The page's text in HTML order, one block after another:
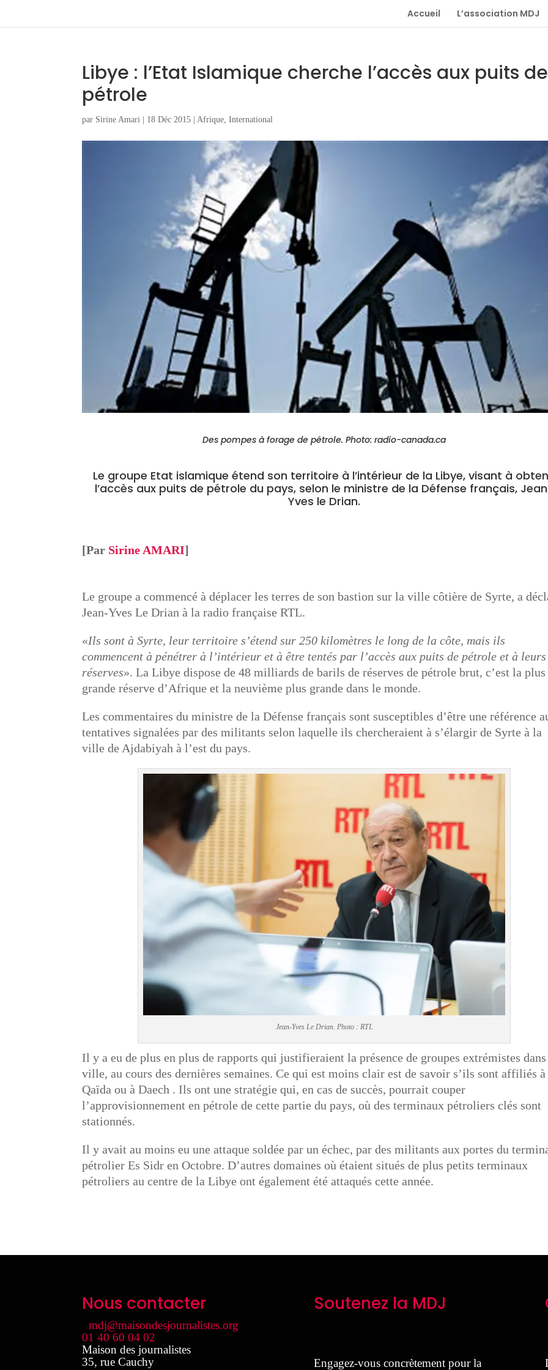
Accueil L’association MDJ
Libye : l’Etat Islamique cherche l’accès aux puits de
pétrole
par Sirine Amari 18 Déc 2015 |Afrique,International
Des pompes à forage de pétrole. Photo: radio-canada.ca
Le groupe Etat islamique étend son territoire à l’intérieur de la Libye, visant à
l’accès aux puits de pétrole du pays, selon le ministre de la Défense français,
Yves le Drian.
[Par Sirine AMARI]
Le groupe a commencé à déplacer les terres de son bastion sur la ville côtière de Syrte, a
Jean-Yves Le Drian à la radio française RTL.
«Ils sont à Syrte, leur territoire s’étend sur 250 kilomètres le long de la côte, mais ils
commencent à pénétrer à l’intérieur et à être tentés par l’accès aux puits de pétrole et à leurs
réserves». La Libye dispose de 48 milliards de barils de réserves de pétrole brut, c’est la plus
grande réserve d’Afrique et la neuvième plus grande dans le monde.
Les commentaires du ministre de la Défense français sont susceptibles d’être une référence
tentatives signalées par des militants selon laquelle ils chercheraient à s’élargir de Syrte à la
ville de Ajdabiyah à l’est du pays.
Jean-Yves Le Drian. Photo : RTL
Il y a eu de plus en plus de rapports qui justifieraient la présence de groupes extrémistes
ville, au cours des dernières semaines. Ce qui est moins clair est de savoir s’ils sont affiliés
Qaïda ou à Daech . Ils ont une stratégie qui, en cas de succès, pourrait couper
l’approvisionnement en pétrole de cette partie du pays, où des terminaux pétroliers clés sont
stationnés.
Il y avait au moins eu une attaque soldée par un échec, par des militants aux portes du
pétrolier Es Sidr en Octobre. D’autres domaines où étaient situés de plus petits terminaux
pétroliers au centre de la Libye ont également été attaqués cette année.
Nous contacter
mdj@maisondesjournalistes.org
01 40 60 04 02
Maison des journalistes
35, rue Cauchy
Soutenez la MDJ
Engagez-vous concrètement pour la